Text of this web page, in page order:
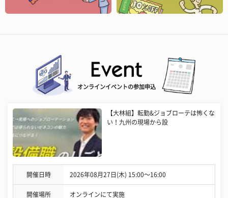
オンラインイベントの参加申込
【大林組】転勤&ジョブローテは怖くな
い！九州の現場から設
開催日時 2026年08月27日(木) 15:00〜16:00
開催場所 オンラインにて実施